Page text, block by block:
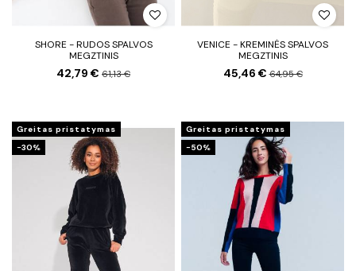
SHORE - RUDOS SPALVOS
MEGZTINIS
42,79 € 61,13 €
VENICE - KREMINĖS SPALVOS
MEGZTINIS
45,46 €64,95 €
Greitas pristatymas
−30%
Greitas pristatymas
−50%